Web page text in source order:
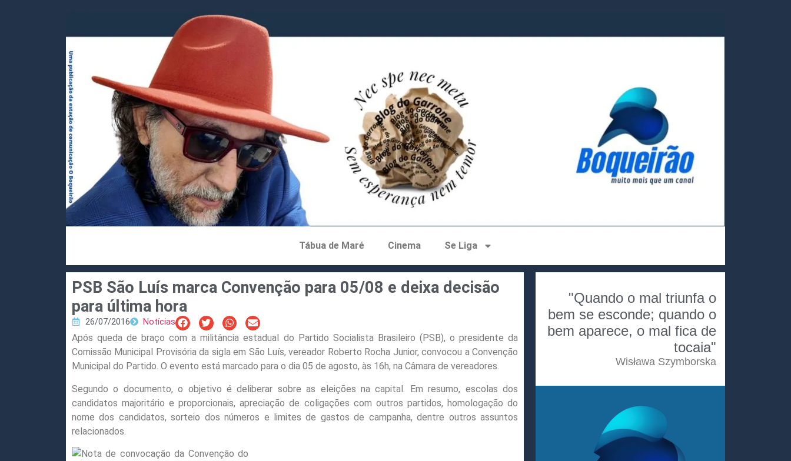
Tábua de Maré Cinema Se Liga
PSB São Luís marca Convenção para 05/08 e deixa decisão
para última hora
26/07/2016 Notícias
Após queda de braço com a militância estadual do Partido Socialista Brasileiro (PSB), o presidente da
Comissão Municipal Provisória da sigla em São Luís, vereador Roberto Rocha Junior, convocou a Convenção
Municipal do Partido. O evento está marcado para o dia 05 de agosto, às 16h, na Câmara de vereadores.
Segundo o documento, o objetivo é deliberar sobre as eleições na capital. Em resumo, escolas dos
candidatos majoritário e proporcionais, apreciação de coligações com outros partidos, homologação do
nome dos candidatos, sorteio dos números e limites de gastos de campanha, dentre outros assuntos
relacionados.
"Quando o mal triunfa o
bem se esconde; quando o
bem aparece, o mal fica de
tocaia"
Wisława Szymborska